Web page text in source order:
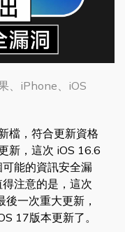
、iPhone、iOS
檔，符合更新資格
新，這次 iOS 16.6
能的資訊安全漏
注意的是，這次
一次重大更新，
17版本更新了。